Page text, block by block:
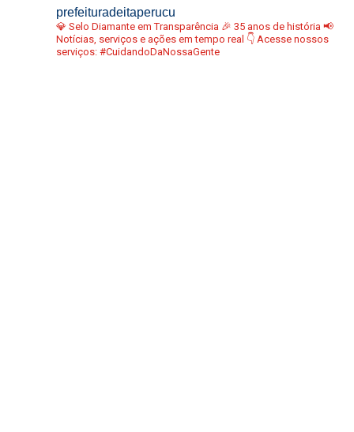
prefeituradeitaperucu
💎 Selo Diamante em Transparência 🎉 35 anos de história 📢
Notícias, serviços e ações em tempo real 👇 Acesse nossos
serviços: #CuidandoDaNossaGente